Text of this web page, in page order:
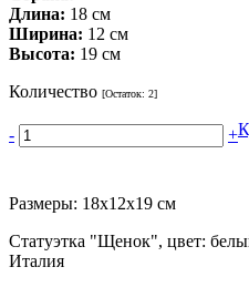
Длина: 18 см
Ширина: 12 см
Высота: 19 см
Количество [Остаток: 2]
- +
Размеры: 18х12х19 см
Статуэтка "Щенок", цвет:
Италия